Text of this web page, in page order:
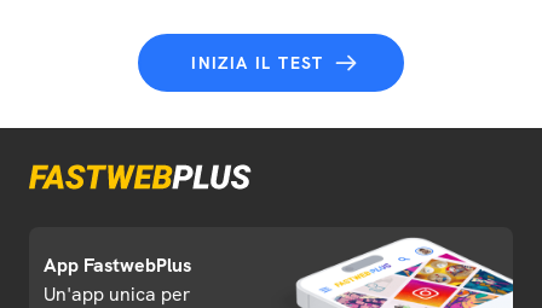
INIZIA IL TEST
App FastwebPlus
Un'app unica per